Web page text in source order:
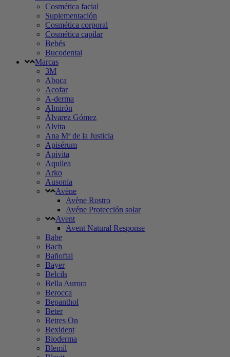
Cosmética facial
Suplementación
Cosmética corporal
Cosmética capilar
Bebés
Bucodental
Marcas
3M
Aboca
Acofar
A-derma
Almirón
Álvarez Gómez
Alvita
Ana Mª de la Justicia
Apisérum
Apivita
Aquilea
Arko
Ausonia
Avène
Avène Rostro
Avéne Protección solar
Avent
Avent Natural Response
Babe
Bach
Bañoftal
Bayer
Belcils
Bella Aurora
Berocca
Bepanthol
Beter
Betres On
Bexident
Bioderma
Blemil